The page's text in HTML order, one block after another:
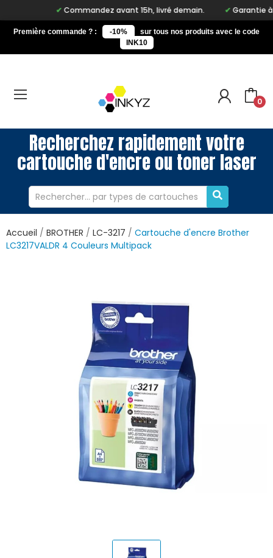
Commandez avant 15h, livré demain. Garantie à vie
Première commande ? : -10%
sur tous nos produits avec le code
INK10
0
Recherchez rapidement votre
cartouche d'encre ou toner laser
Accueil BROTHER LC-3217
Cartouche d'encre Brother
LC3217VALDR 4 Couleurs Multipack